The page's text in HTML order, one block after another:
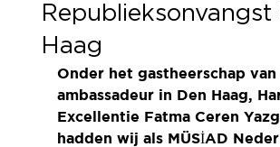
Republieksonvangst
Haag
Onder het gastheerschap van
ambassadeur in Den Haag,
Excellentie Fatma Ceren
hadden wij als MÜSİAD